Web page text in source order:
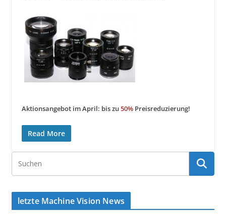
Aktionsangebot im April: bis zu50%Preisreduzierung!
Read More
letzte Machine Vision News